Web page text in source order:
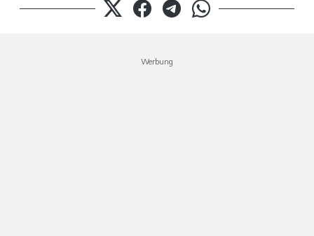
Werbung